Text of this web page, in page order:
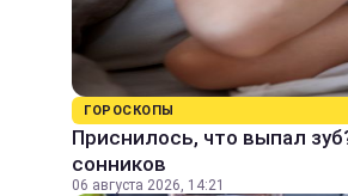
ГОРОСКОПЫ
Приснилось, что выпал
сонников
06 августа 2026, 14:21